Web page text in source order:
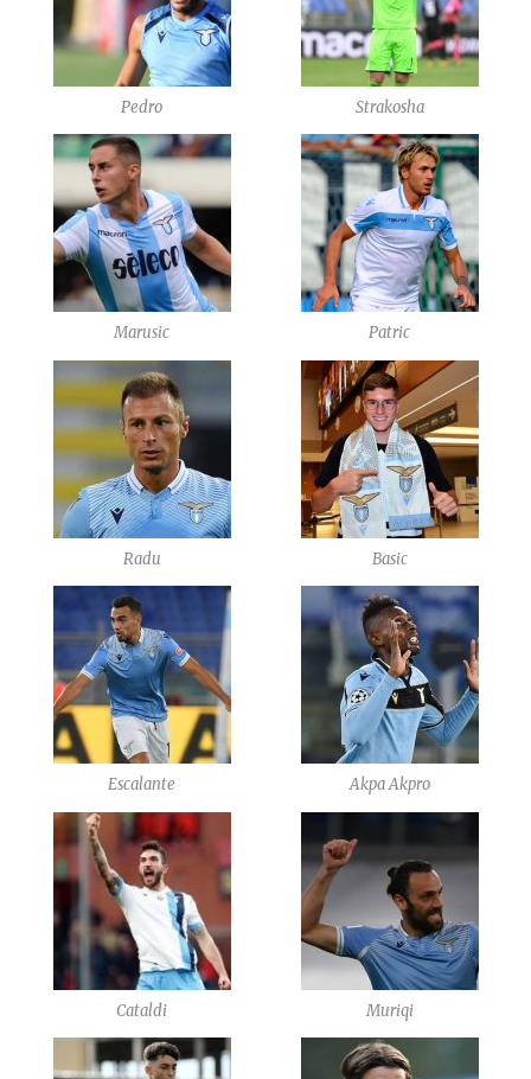
Pedro Strakosha
Marusic Patric
Radu Basic
Escalante Akpa Akpro
Cataldi Muriqi